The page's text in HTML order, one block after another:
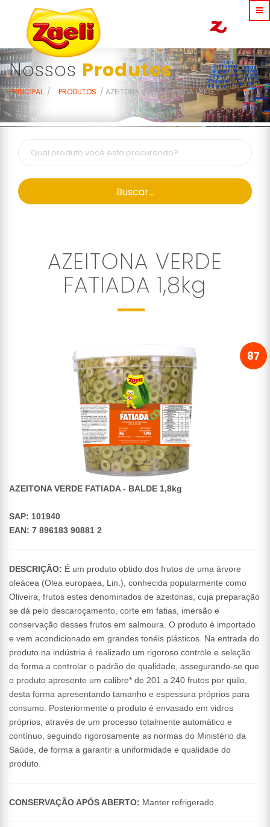
Nossos Produtos
PRINCIPAL PRODUTOS AZEITONA VERDE FATIADA 1,8KG
Buscar...
AZEITONA VERDE
FATIADA 1,8kg
87
AZEITONA VERDE FATIADA - BALDE 1,8kg
SAP: 101940
EAN: 7 896183 90881 2
DESCRIÇÃO: É um produto obtido dos frutos de uma árvore
oleácea (Olea europaea, Lin.), conhecida popularmente como
Oliveira, frutos estes denominados de azeitonas, cuja preparação
se dá pelo descaroçamento, corte em fatias, imersão e
conservação desses frutos em salmoura. O produto é importado
e vem acondicionado em grandes tonéis plásticos. Na entrada do
produto na indústria é realizado um rigoroso controle e seleção
de forma a controlar o padrão de qualidade, assegurando-se que
o produto apresente um calibre* de 201 a 240 frutos por quilo,
desta forma apresentando tamanho e espessura próprios para
consumo. Posteriormente o produto é envasado em vidros
próprios, através de um processo totalmente automático e
contínuo, seguindo rigorosamente as normas do Ministério da
Saúde, de forma a garantir a uniformidade e qualidade do
produto.
CONSERVAÇÃO APÓS ABERTO: Manter refrigerado.